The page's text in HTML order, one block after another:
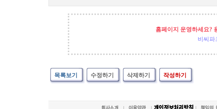
홈페이지 운영하세요?
비씨파
목록보기 수정하기 삭제하기 작성하기